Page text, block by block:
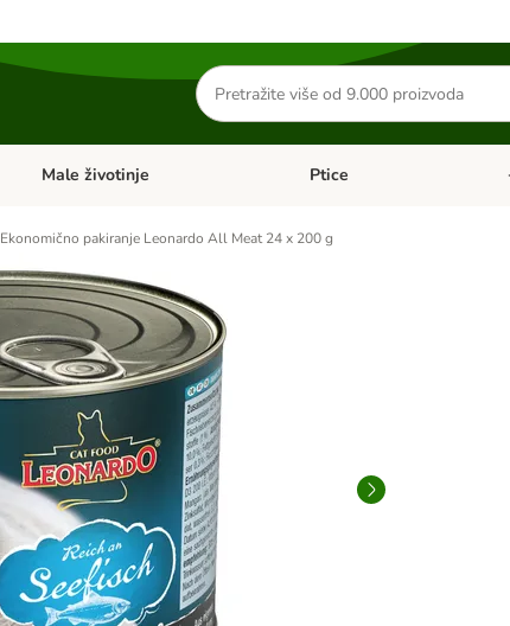
Traži
proizvode
Pregled kategorija: Mačke
Male životinje Pregled kategorija: Male
Ptice
Ekonomično pakiranje Leonardo All Meat 24 x 200 g